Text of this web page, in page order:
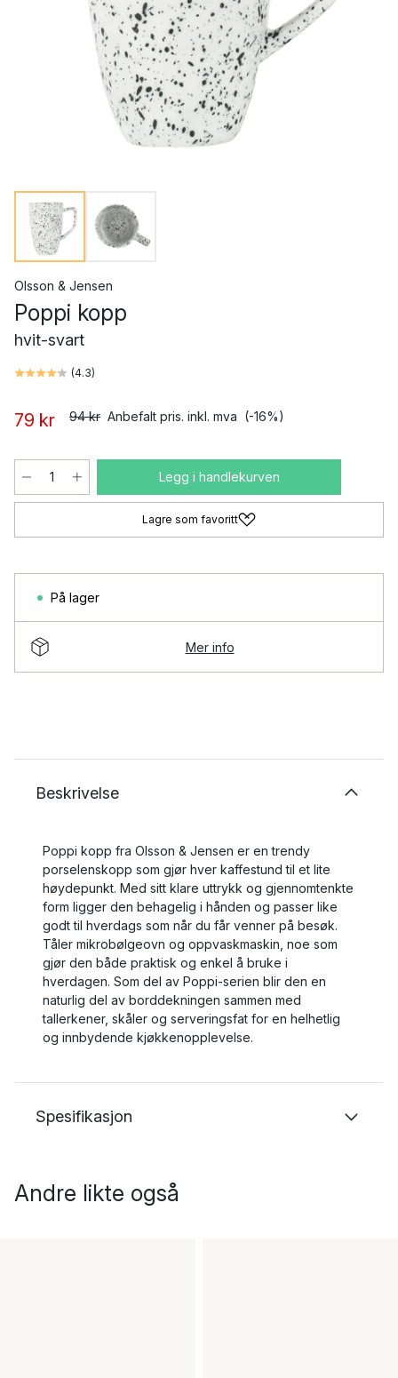
Olsson & Jensen
Poppi kopp
hvit-svart
(4.3)
79 kr 94 kr Anbefalt pris. inkl. mva (-16%)
Legg i handlekurven
Lagre som favoritt
På lager
Mer info
Beskrivelse
Poppi kopp fra Olsson & Jensen er en trendy
porselenskopp som gjør hver kaffestund til et lite
høydepunkt. Med sitt klare uttrykk og gjennomtenkte
form ligger den behagelig i hånden og passer like
godt til hverdags som når du får venner på besøk.
Tåler mikrobølgeovn og oppvaskmaskin, noe som
gjør den både praktisk og enkel å bruke i
hverdagen. Som del av Poppi-serien blir den en
naturlig del av borddekningen sammen med
tallerkener, skåler og serveringsfat for en helhetlig
og innbydende kjøkkenopplevelse.
Spesifikasjon
Andre likte også